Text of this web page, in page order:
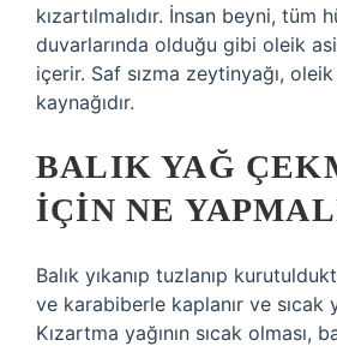
kızartılmalıdır. İnsan beyni, tüm
duvarlarında olduğu gibi oleik
içerir. Saf sızma zeytinyağı,
kaynağıdır.
BALIK YAĞ
IÇIN NE
Balık yıkanıp tuzlanıp
ve karabiberle kaplanır ve sıcak
Kızartma yağının sıcak olması,